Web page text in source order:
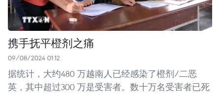
携手抚平橙剂之痛
09/08/2024 01:12
据统计，大约480 万越南人已经感染了橙剂/二恶
英，其中超过300 万是受害者。数十万名受害者已死